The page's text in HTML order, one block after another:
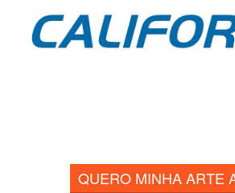
QUERO MINHA ARTE